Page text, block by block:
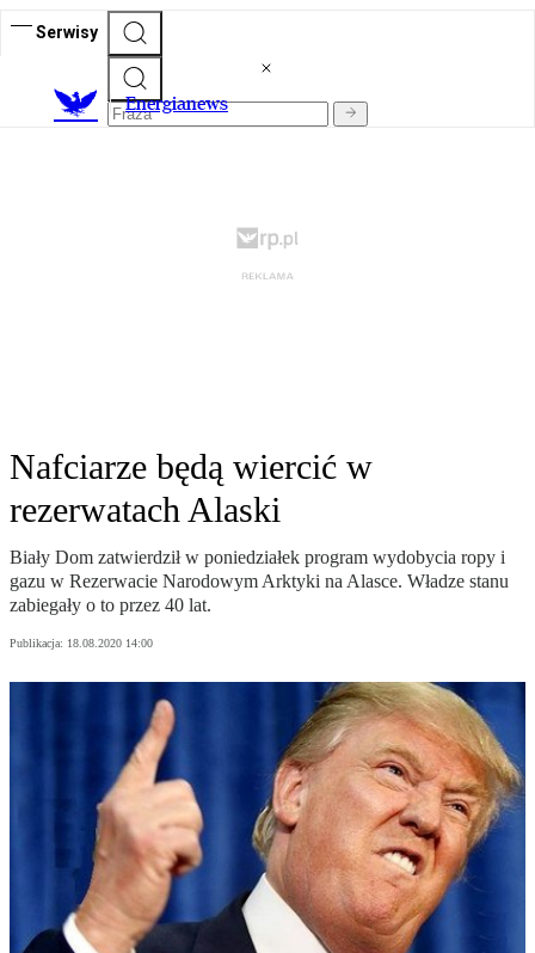
Serwisy
Energianews
Nafciarze będą wiercić w
rezerwatach Alaski
Biały Dom zatwierdził w poniedziałek program wydobycia ropy i
gazu w Rezerwacie Narodowym Arktyki na Alasce. Władze stanu
zabiegały o to przez 40 lat.
Publikacja: 18.08.2020 14:00